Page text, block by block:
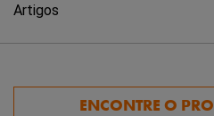
Artigos
ENCONTRE O